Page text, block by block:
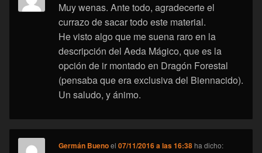
Muy wenas. Ante todo, agradecerte el
currazo de sacar todo este material.
He visto algo que me suena raro en la
descripción del Aeda Mágico, que es la
opción de ir montado en Dragón Forestal
(pensaba que era exclusiva del Biennacido).
Un saludo, y ánimo.
Germán Buenoel07/11/2016 a las 16:38 ha dicho: